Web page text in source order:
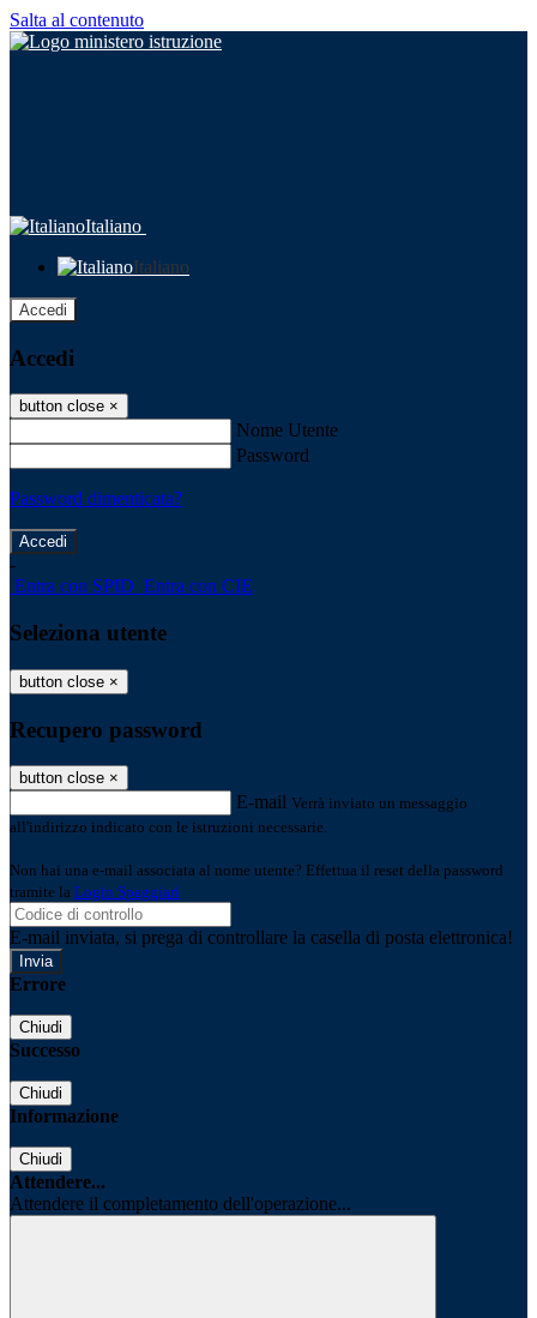
Salta al contenuto
Italiano
Italiano
Accedi
Accedi
button close ×
Nome Utente
Password
Password dimenticata?
-
Entra con SPID Entra con CIE
Seleziona utente
button close ×
Recupero password
button close ×
E-mail Verrà inviato un messaggio
all'indirizzo indicato con le istruzioni necessarie.
Non hai una e-mail associata al nome utente? Effettua il reset della password
tramite la Login Spaggiari
E-mail inviata, si prega di controllare la casella di posta elettronica!
Errore
Chiudi
Successo
Chiudi
Informazione
Chiudi
Attendere...
Attendere il completamento dell'operazione...